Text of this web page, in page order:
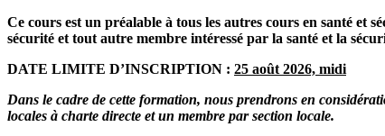
Ce cours est un préalable à tous les autres cours en santé et
sécurité et tout autre membre intéressé par la santé et la
DATE LIMITE D’INSCRIPTION : 25 août 2026, midi
Dans le cadre de cette formation, nous prendrons en
locales à charte directe et un membre par section locale.